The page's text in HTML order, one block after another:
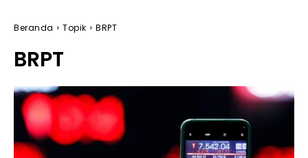
Beranda Topik BRPT
BRPT